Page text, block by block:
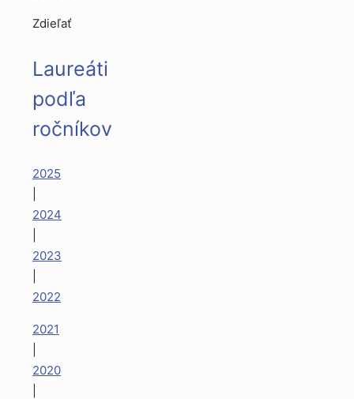
Zdieľať
Laureáti
podľa
ročníkov
2025
2024
2023
2022
2021
2020